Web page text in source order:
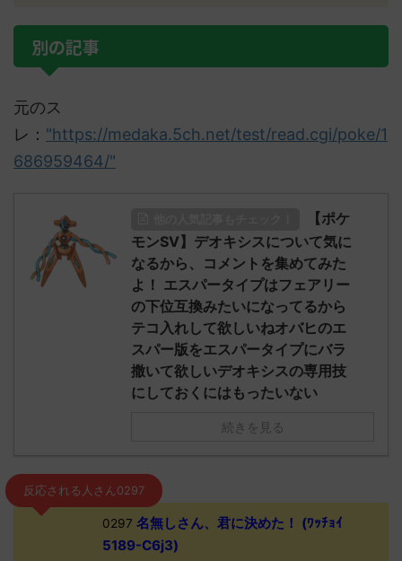
別の記事
元のス
レ： "https://medaka.5ch.net/test/read.cgi/poke/1
686959464/"
【ポケ
モンSV】デオキシスについて気に
なるから、コメントを集めてみた
よ！ エスパータイプはフェアリー
の下位互換みたいになってるから
テコ入れして欲しいねオバヒのエ
スパー版をエスパータイプにバラ
撒いて欲しいデオキシスの専用技
にしておくにはもったいない
続きを見る
反応される人さん0297
0297 名無しさん、君に決めた！ (ﾜｯﾁｮｲ
5189-C6j3)